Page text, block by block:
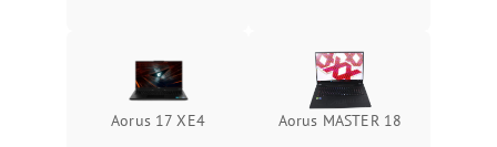
Aorus 17 XE4 Aorus MASTER 18